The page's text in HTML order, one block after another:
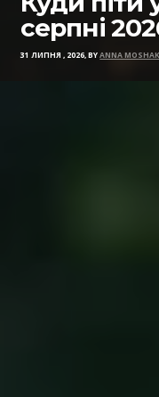
серпні
31 ЛИПНЯ , 2026, BYANNA MOSHAK